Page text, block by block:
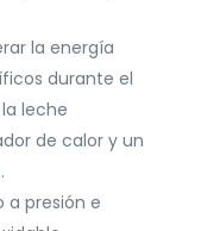
la energía
durante el
leche
de calor y un
presión e